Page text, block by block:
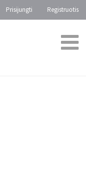
Prisijungti Registruotis